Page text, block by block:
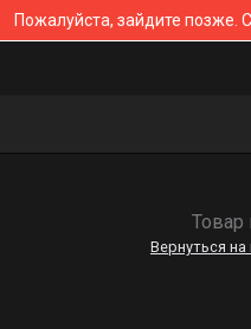
Пожалуйста, зайдите позже.
Товар
Вернуться